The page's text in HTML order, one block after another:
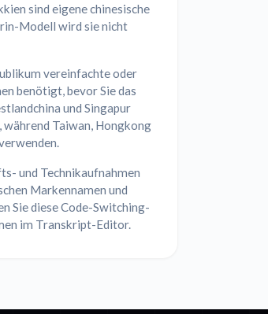
sind eigene chinesische
Modell wird sie nicht
vereinfachte oder
benötigt, bevor Sie das
und Singapur
Taiwan, Hongkong
und Technikaufnahmen
Markennamen und
Sie diese Code-Switching-
im Transkript-Editor.